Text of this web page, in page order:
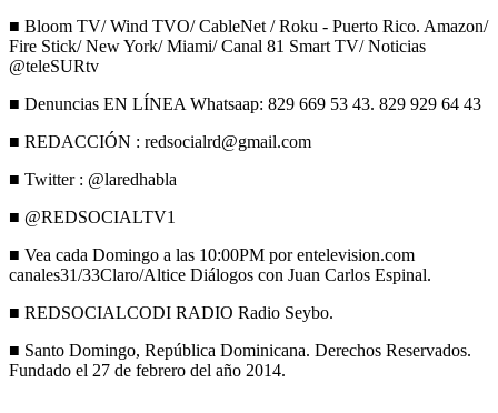
■ Bloom TV/ Wind TVO/ CableNet / Roku - Puerto Rico. Amazon/
Fire Stick/ New York/ Miami/ Canal 81 Smart TV/ Noticias
@teleSURtv
■ Denuncias EN LÍNEA Whatsaap: 829 669 53 43. 829 929 64 43
■ REDACCIÓN : redsocialrd@gmail.com
■ Twitter : @laredhabla
■ @REDSOCIALTV1
■ Vea cada Domingo a las 10:00PM por entelevision.com
canales31/33Claro/Altice Diálogos con Juan Carlos Espinal.
■ REDSOCIALCODI RADIO Radio Seybo.
■ Santo Domingo, República Dominicana. Derechos Reservados.
Fundado el 27 de febrero del año 2014.